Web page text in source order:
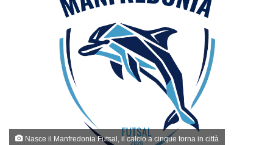
Nasce il Manfredonia Futsal, il calcio a cinque torna in città